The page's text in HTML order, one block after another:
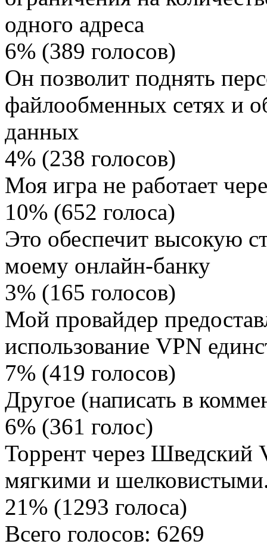
одного адреса
6% (389 голосов)
Он позволит поднять
файлообменных сетях и
данных
4% (238 голосов)
Моя игра не работает
10% (652 голоса)
Это обеспечит высокую
моему онлайн-банку
3% (165 голосов)
Мой провайдер
использование VPN
7% (419 голосов)
Другое (написать в
6% (361 голос)
Торрент через Шведский
мягкими и
21% (1293 голоса)
Всего голосов: 6269